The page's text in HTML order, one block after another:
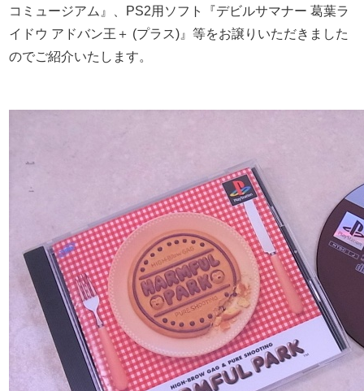
コミュージアム』、PS2用ソフト『デビルサマナー 葛葉ラ
イドウ アドバン王＋ (プラス)』等をお譲りいただきました
のでご紹介いたします。